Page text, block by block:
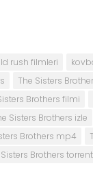
rush filmleri
The Sisters
Brothers filmi
Sisters Brothers izle
Brothers mp4
Brothers torrent